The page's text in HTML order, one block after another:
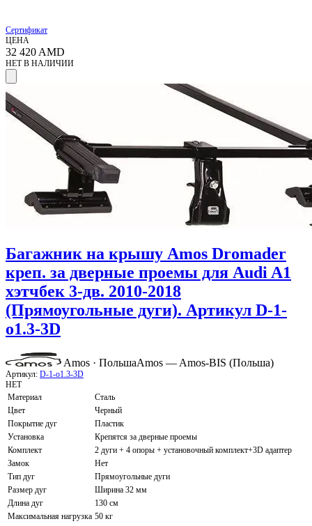
Сертификат
ЦЕНА
32 420 AMD
НЕТ В НАЛИЧИИ
Багажник на крышу Amos Dromader
креп. за дверные проемы для Audi A1
хэтчбек 3-дв. 2010-2018
(Прямоугольные дуги). Артикул D-1-
o1.3-3D
Amos · ПольшаAmos — Amos-BIS (Польша)
Артикул: D-1-o1.3-3D
НЕТ
Материал
Сталь
Цвет
Черный
Покрытие дуг
Пластик
Установка
Крепятся за дверные проемы
Комплект
2 дуги + 4 опоры + установочный комплект+3D адаптер
Замок
Нет
Тип дуг
Прямоугольные дуги
Размер дуг
Ширина 32 мм
Длина дуг
130 см
Максимальная нагрузка 50 кг